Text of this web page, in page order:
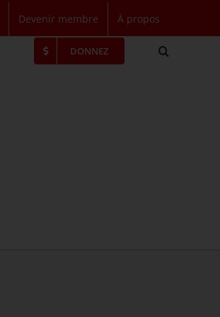
Devenir membre À propos
DONNEZ